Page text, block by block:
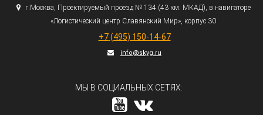
г.Москва, Проектируемый проезд № 134 (43км. МКАД), в навигаторе
«Логистический центр Славянский Мир», корпус 30
+7 (495) 150-14-67
info@skyg.ru
МЫ В СОЦИАЛЬНЫХ СЕТЯХ: